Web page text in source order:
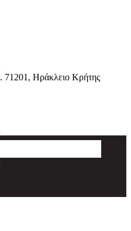
71201, Ηράκλειο Κρήτης